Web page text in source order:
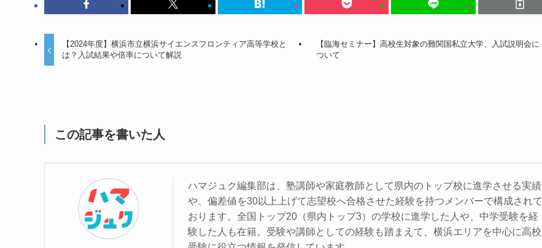
【2024年度】横浜市立横浜サイエンスフロンティア高等学校と
は？入試結果や倍率について解説
【臨海セミナー】高校生対象の難関国私立大学、入試説明会に
ついて
この記事を書いた人
ハマジュク編集部は、塾講師や家庭教師として県内のトップ校に進学させる実績
や、偏差値を30以上上げて志望校へ合格させた経験を持つメンバーで構成されて
おります。全国トップ20（県内トップ3）の学校に進学した人や、中学受験を経
験した人も在籍。受験や講師としての経験も踏まえて、横浜エリアを中心に高校